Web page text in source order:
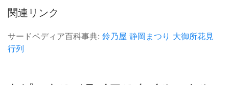
関連リンク
サードペディア百科事典: 鈴乃屋 静岡まつり 大御所花見
行列